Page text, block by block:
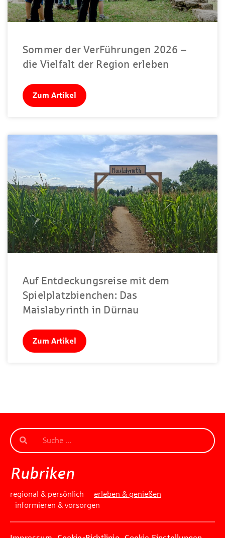
Sommer der VerFührungen 2026 –
die Vielfalt der Region erleben
Zum Artikel
Auf Entdeckungsreise mit dem
Spielplatzbienchen: Das
Maislabyrinth in Dürnau
Zum Artikel
Rubriken
regional & persönlich
erleben & genießen
informieren & vorsorgen